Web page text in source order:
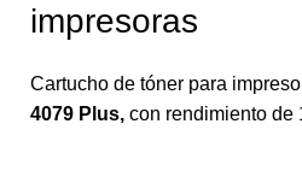
impresoras
Cartucho de tóner para
4079 Plus, con rendimiento de